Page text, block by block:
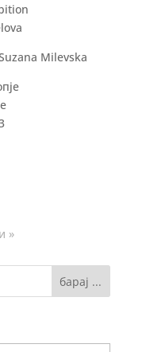
Milevska
»